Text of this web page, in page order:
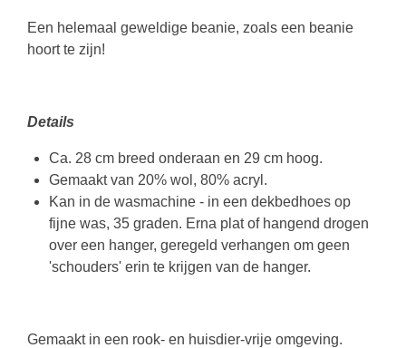
Een helemaal geweldige beanie, zoals een beanie
hoort te zijn!
Details
Ca. 28 cm breed onderaan en 29 cm hoog.
Gemaakt van 20% wol, 80% acryl.
Kan in de wasmachine - in een dekbedhoes op
fijne was, 35 graden. Erna plat of hangend drogen
over een hanger, geregeld verhangen om geen
'schouders' erin te krijgen van de hanger.
Gemaakt in een rook- en huisdier-vrije omgeving.